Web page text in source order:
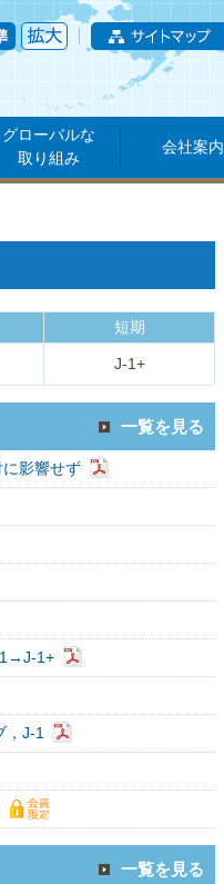
グローバルな
取り組み
会社案内
短期
J-1+
一覧を見る
影響せず
1→J-1+
，J-1
一覧を見る